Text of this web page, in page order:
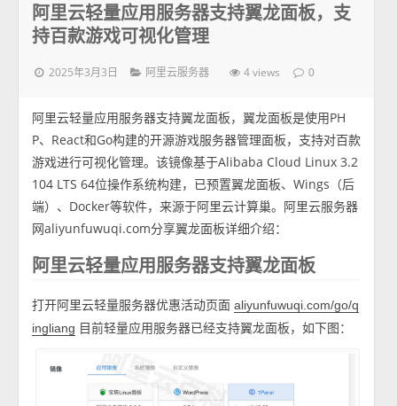
阿里云轻量应用服务器支持翼龙面板，支
持百款游戏可视化管理
2025年3月3日 阿里云服务器 4 views 0
阿里云轻量应用服务器支持翼龙面板，翼龙面板是使用PH
P、React和Go构建的开源游戏服务器管理面板，支持对百款
游戏进行可视化管理。该镜像基于Alibaba Cloud Linux 3.2
104 LTS 64位操作系统构建，已预置翼龙面板、Wings（后
端）、Docker等软件，来源于阿里云计算巢。阿里云服务器
网aliyunfuwuqi.com分享翼龙面板详细介绍：
阿里云轻量应用服务器支持翼龙面板
打开阿里云轻量服务器优惠活动页面aliyunfuwuqi.com/go/q
ingliang 目前轻量应用服务器已经支持翼龙面板，如下图：